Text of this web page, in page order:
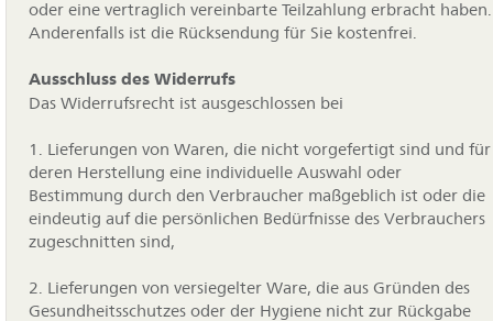
oder eine vertraglich vereinbarte Teilzahlung erbracht haben.
Anderenfalls ist die Rücksendung für Sie kostenfrei.
Ausschluss des Widerrufs
Das Widerrufsrecht ist ausgeschlossen bei
1. Lieferungen von Waren, die nicht vorgefertigt sind und für
deren Herstellung eine individuelle Auswahl oder
Bestimmung durch den Verbraucher maßgeblich ist oder die
eindeutig auf die persönlichen Bedürfnisse des Verbrauchers
zugeschnitten sind,
2. Lieferungen von versiegelter Ware, die aus Gründen des
Gesundheitsschutzes oder der Hygiene nicht zur Rückgabe